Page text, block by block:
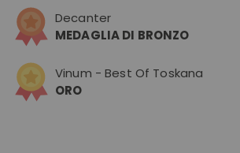
Decanter
MEDAGLIA DI BRONZO
Vinum - Best Of Toskana
ORO